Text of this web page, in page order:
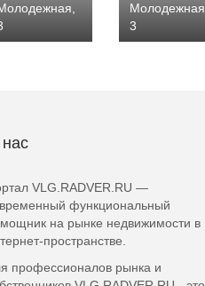
Молодежная,
3
VLG.RADVER.RU —
функциональный
на рынке недвижимости в
пространстве.
профессионалов рынка и